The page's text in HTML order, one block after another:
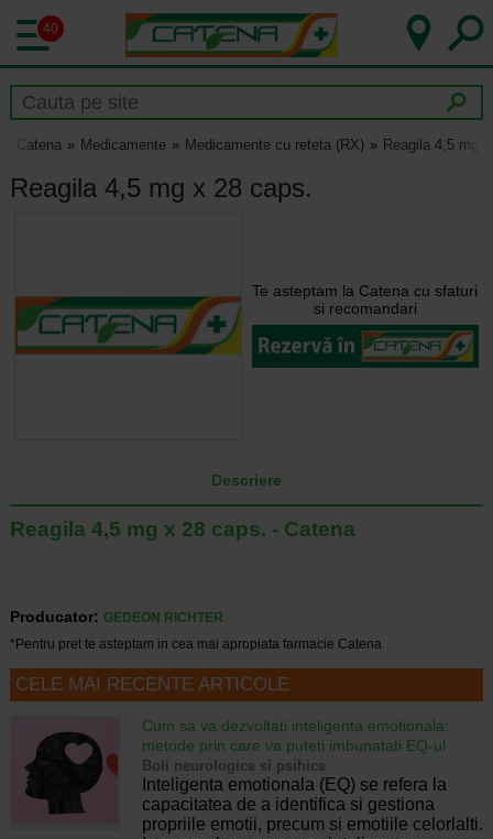
40
Catena Medicamente Medicamente cu reteta (RX) Reagila 4,5 mg
Reagila 4,5 mg x 28 caps.
Te asteptam la Catena cu sfaturi
si recomandari
Descriere
Reagila 4,5 mg x 28 caps. - Catena
Producator: GEDEON RICHTER
*Pentru pret te asteptam in cea mai apropiata farmacie Catena
CELE MAI RECENTE ARTICOLE
Cum sa va dezvoltati inteligenta emotionala:
metode prin care va puteti imbunatati EQ-ul
Boli neurologice si psihice
Inteligenta emotionala (EQ) se refera la
capacitatea de a identifica si gestiona
propriile emotii, precum si emotiile celorlalti.